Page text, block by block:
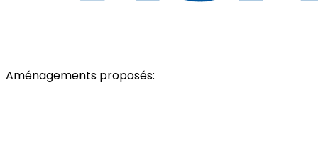
Aménagements proposés: